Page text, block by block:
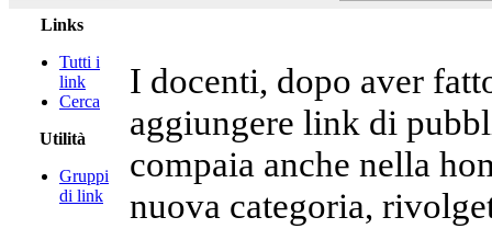
Links
Tutti i
link
Cerca
Utilità
Gruppi
di link
I docenti, dopo aver
aggiungere link di
compaia anche nella
nuova categoria,